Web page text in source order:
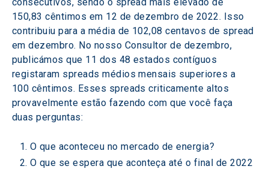
150,83 cêntimos em 12 de dezembro de 2022. Isso
contribuiu para a média de 102,08 centavos de spread
em dezembro. No nosso Consultor de dezembro,
publicámos que 11 dos 48 estados contíguos
registaram spreads médios mensais superiores a
100 cêntimos. Esses spreads criticamente altos
provavelmente estão fazendo com que você faça
duas perguntas:
O que aconteceu no mercado de energia?
O que se espera que aconteça até o final de 2022